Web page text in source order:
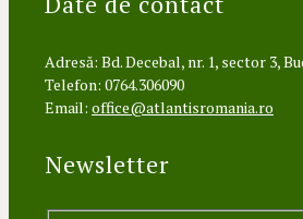
Adresă: Bd. Decebal, nr. 1, sector 3,
Telefon: 0764.306090
Email: office@atlantisromania.ro
Newsletter